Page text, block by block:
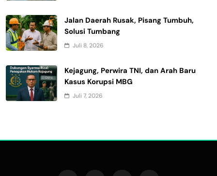
Jalan Daerah Rusak, Pisang Tumbuh,
Solusi Tumbang
Juli 8, 2026
Kejagung, Perwira TNI, dan Arah Baru
Kasus Korupsi MBG
Juli 7, 2026